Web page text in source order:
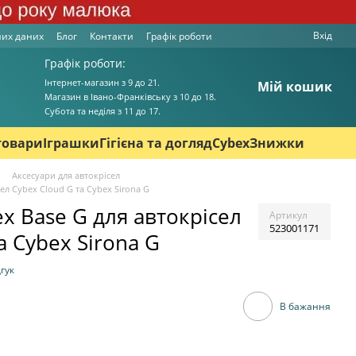
даних Блог Контакти Графік роботи Вхід
Графік роботи:
Інтернет-магазин з 9 до 21.
Магазин в Івано-Франківську з 10 до 18.
Cубота та неділя з 11 до 17.
Мій кошик
ІграшкиГігієна та доглядCybexЗнижки
Аксесуари для автокрісел
Cybex Cloud G та Cybex Sirona G
Base G для автокрісел
Cybex Sirona G
Артикул
523001171
В бажання